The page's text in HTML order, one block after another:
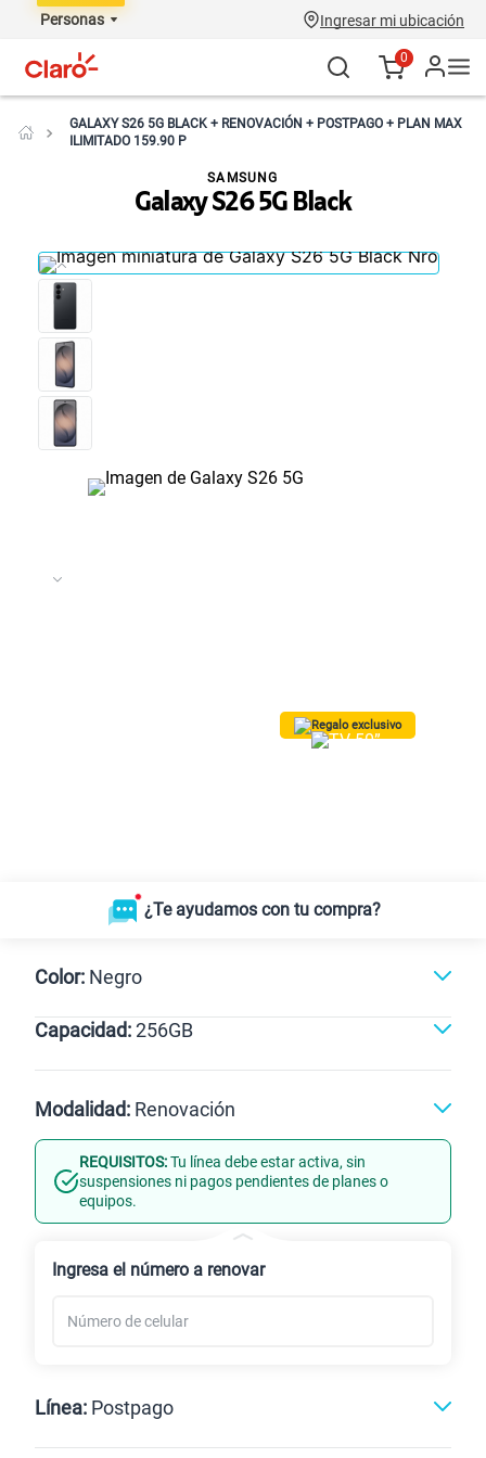
Personas Ingresar mi ubicación
0
GALAXY S26 5G BLACK + RENOVACIÓN + POSTPAGO + PLAN MAX
ILIMITADO 159.90 P
Galaxy S26 5G Black
SAMSUNG
Regalo exclusivo
¿Te ayudamos con tu compra?
Color: Negro
Negro
Capacidad:256GB
256GB
Modalidad: Renovación
Línea Nueva Portabilidad
REQUISITOS:Tu línea debe estar activa, sin
suspensiones ni pagos pendientes de planes o
equipos.
Ingresa el número a renovar
Línea: Postpago